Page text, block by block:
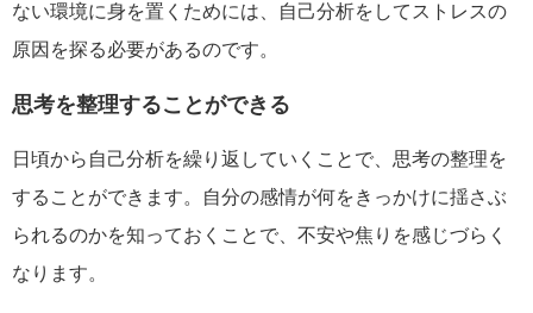
ない環境に身を置くためには、自己分析をしてストレスの
原因を探る必要があるのです。
思考を整理することができる
日頃から自己分析を繰り返していくことで、思考の整理を
することができます。自分の感情が何をきっかけに揺さぶ
られるのかを知っておくことで、不安や焦りを感じづらく
なります。